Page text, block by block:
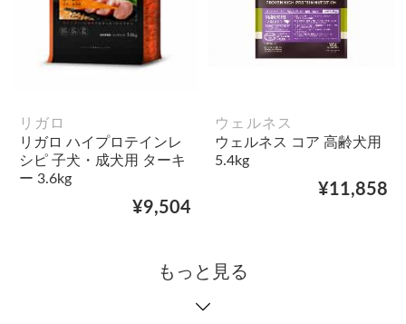
リガロ
リガロ ハイプロテインレ
シピ 子犬・成犬用 ターキ
ー 3.6kg
¥9,504
ウェルネス
ウェルネス コア 高齢犬用
5.4kg
¥11,858
もっと見る